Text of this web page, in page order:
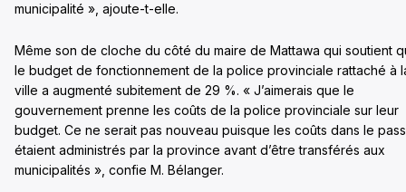
municipalité », ajoute-t-elle.
Même son de cloche du côté du maire de Mattawa qui soutient
le budget de fonctionnement de la police provinciale rattaché à
ville a augmenté subitement de 29 %. « J’aimerais que le
gouvernement prenne les coûts de la police provinciale sur leur
budget. Ce ne serait pas nouveau puisque les coûts dans le
étaient administrés par la province avant d’être transférés aux
municipalités », confie M. Bélanger.